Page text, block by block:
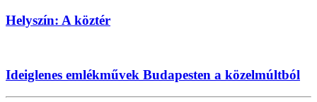
Helyszín: A köztér
Ideiglenes emlékművek Budapesten a közelmúltból